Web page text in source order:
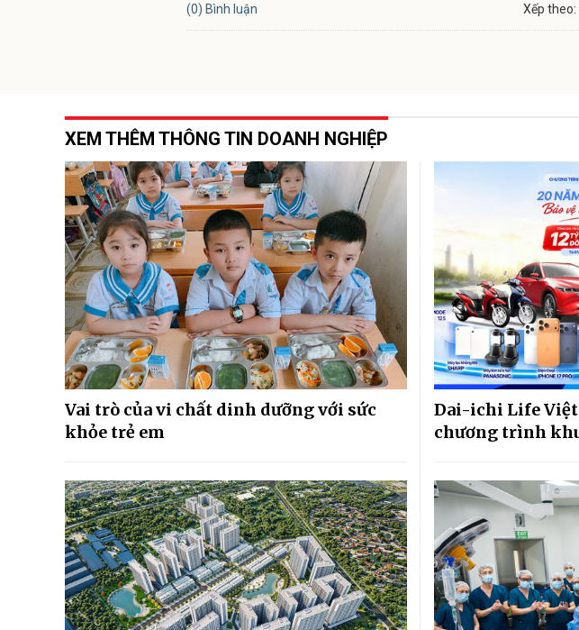
(0) Bình luận Xếp theo:
XEM THÊM THÔNG TIN DOANH NGHIỆP
Vai trò của vi chất dinh dưỡng với sức
khỏe trẻ em
Dai-ichi Life
chương trình